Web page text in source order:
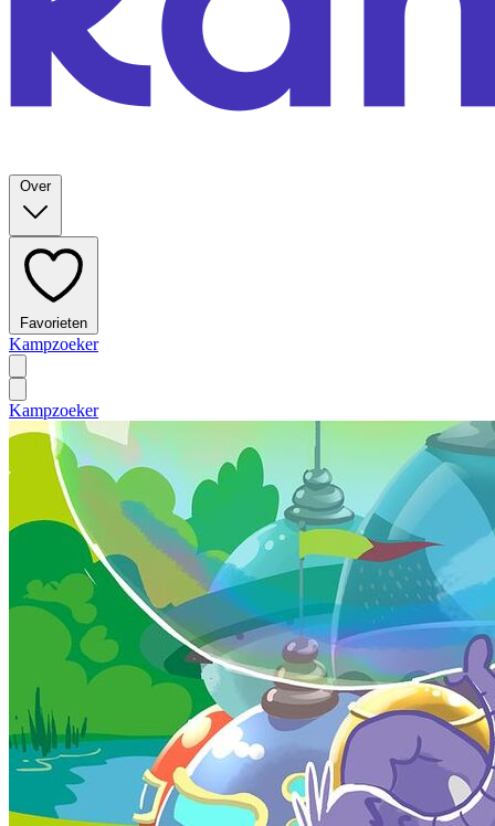
Over
Favorieten
Kampzoeker
Kampzoeker